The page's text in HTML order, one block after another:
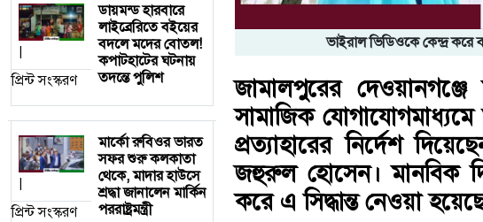
|
প্রিন্ট সংস্করণ
ডায়মন্ড হারবারে
লাইব্রেরিতে বইয়ের
বদলে মদের বোতল!
কপাটহাটের ঘটনায়
তদন্তে পুলিশ
|
প্রিন্ট সংস্করণ
মার্কো রুবিওর ভারত
সফর শুরু কলকাতা
থেকে, মাদার হাউসে
শ্রদ্ধা জানালেন মার্কিন
পররাষ্ট্রমন্ত্রী
ভাইরাল ভিডিওকে কেন্দ্র করে
জামালপুরের
সামাজিক
প্রত্যাহারের নির্দেশ
জহুরুল হোসেন। মানবিক
করে এ সিদ্ধান্ত নেওয়া